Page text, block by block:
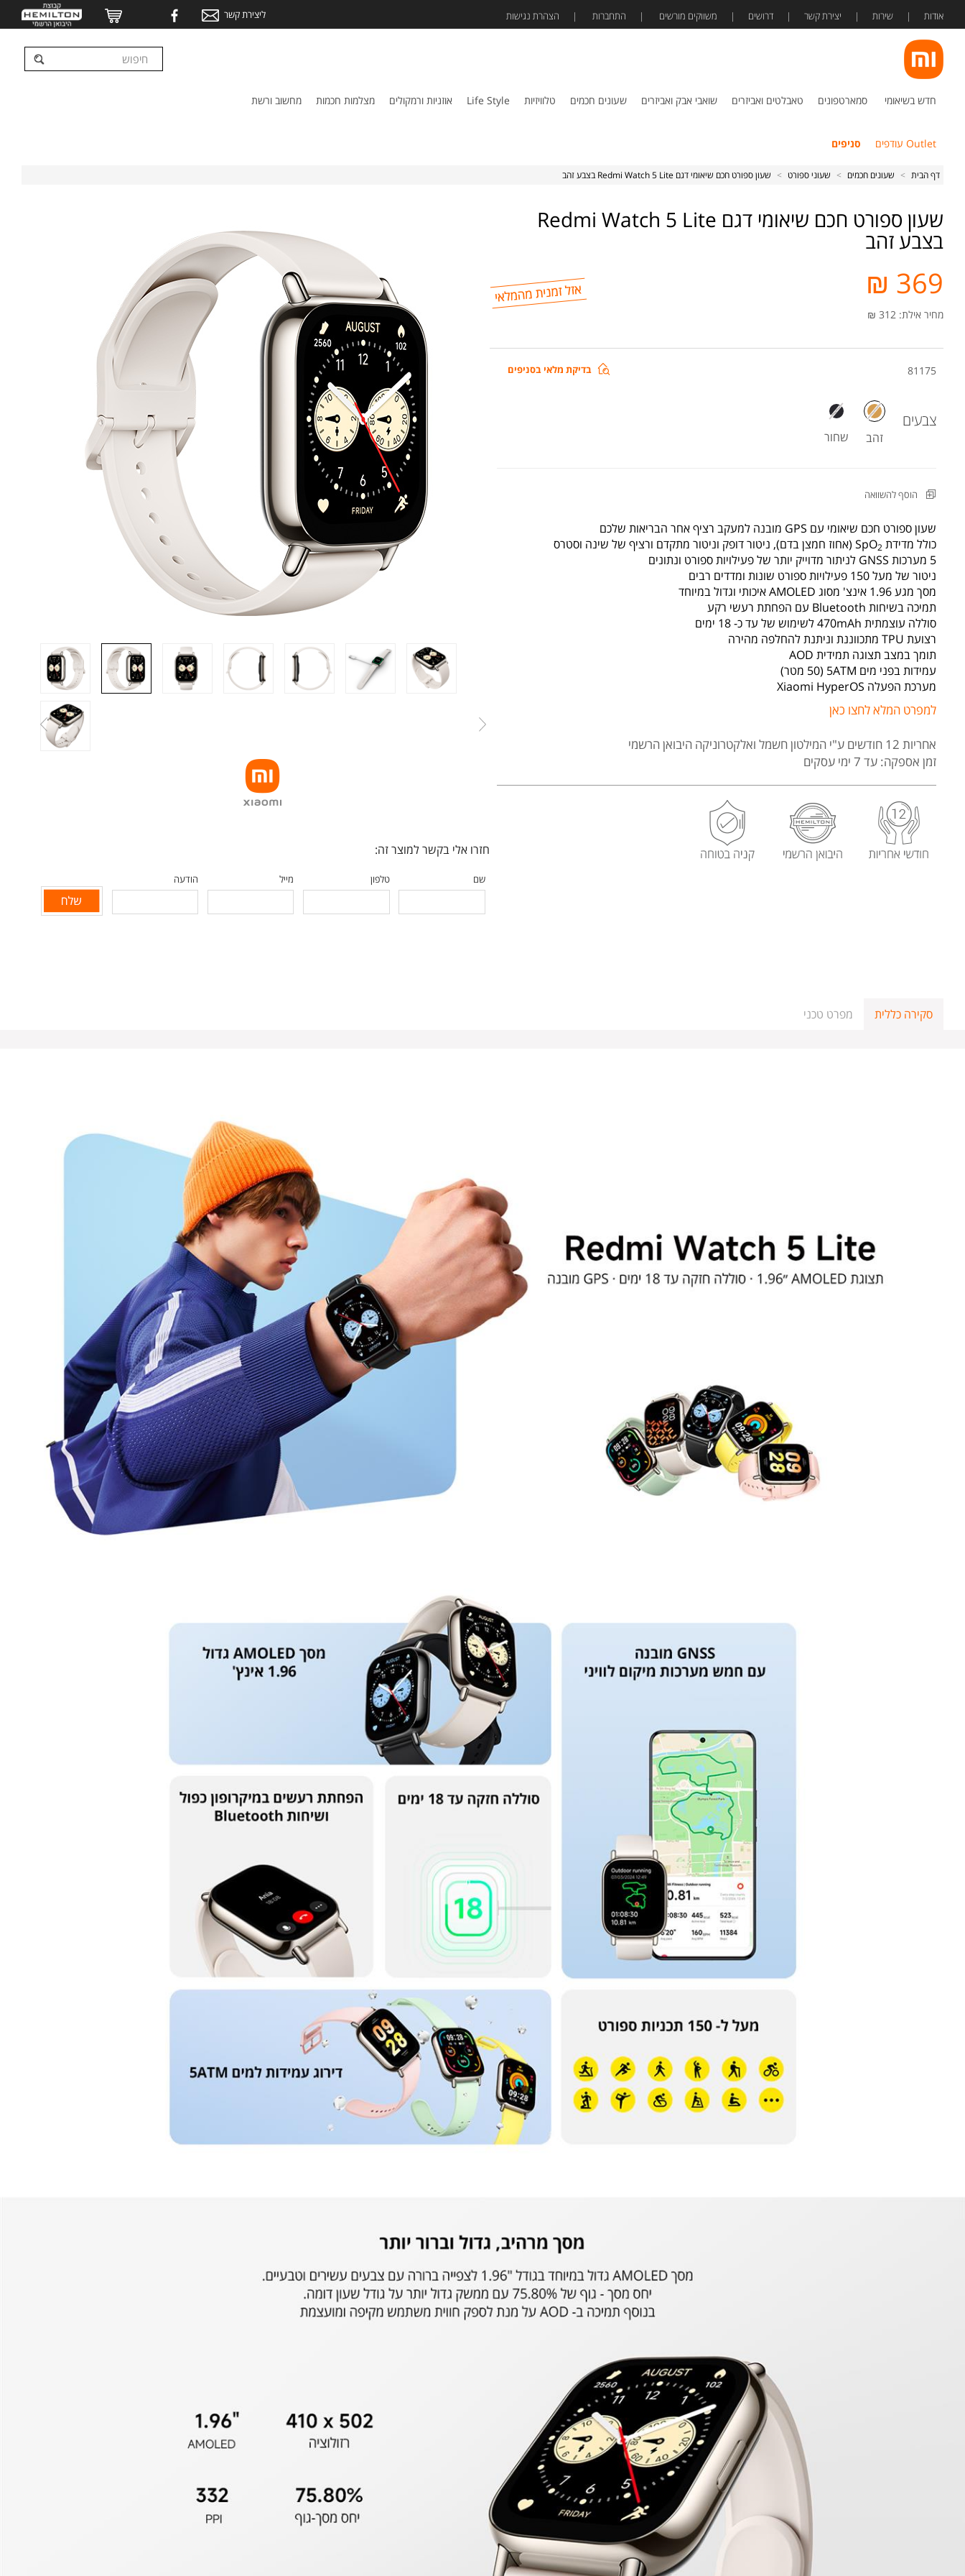
אודות שירות יצירת קשר דרושים משווקים מורשים התחברות הצהרת נגישות ליצירת קשר
חדש בשיאומי סמארטפונים טאבלטים ואביזרים שואבי אבק ואביזרים שעונים חכמים טלוויזיות Life Style אוזניות ורמקולים מצלמות חכמות מחשוב ורשת
Outlet עודפים סניפים
דף הבית > שעונים חכמים > שעוני ספורט > שעון ספורט חכם שיאומי דגם Redmi Watch 5 Lite בצבע זהב
חזרו אלי בקשר למוצר זה:
שם טלפון מייל הודעה
שעון ספורט חכם שיאומי דגם Redmi Watch 5 Lite
בצבע זהב
369 ₪
מחיר אילת: 312 ₪
בדיקת מלאי בסניפיםשעון
81175
צבעים
זהב שחור
הוסף להשוואה
שעון ספורט חכם שיאומי עם GPS מובנה למעקב רציף אחר הבריאות שלכם
כולל מדידת SpO 2
(אחוז חמצן בדם), ניטור דופק וניטור מתקדם ורציף של שינה וסטרס
5 מערכות GNSS לניתור מדוייק יותר של פעילויות ספורט ונתונים
ניטור של מעל 150 פעילויות ספורט שונות ומדדים רבים
מסך מגע 1.96 אינצ' מסוג AMOLED איכותי וגדול במיוחד
תמיכה בשיחות Bluetooth עם הפחתת רעשי רקע
סוללה עוצמתית 470mAh לשימוש של עד כ- 18 ימים
רצועת TPU מתכווננת וניתנת להחלפה מהירה
תומך במצב תצוגה תמידית AOD
עמידות בפני מים 5ATM (50 מטר)
מערכת הפעלה Xiaomi HyperOS
למפרט המלא לחצו כאן
אחריות 12 חודשים
ע"י המילטון חשמל ואלקטרוניקה היבואן הרשמי
זמן אספקה: עד 7 ימי עסקים
סקירה כללית מפרט טכני